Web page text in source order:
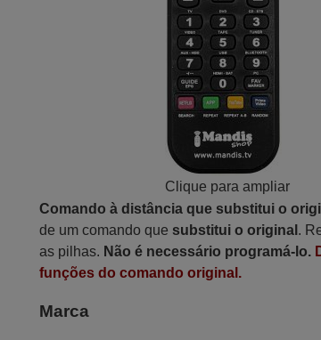
Clique para ampliar
Comando à distância que substitui o
de um comando que substitui o original .
as pilhas. Não é necessário programá-lo.
funções do comando original.
Marca